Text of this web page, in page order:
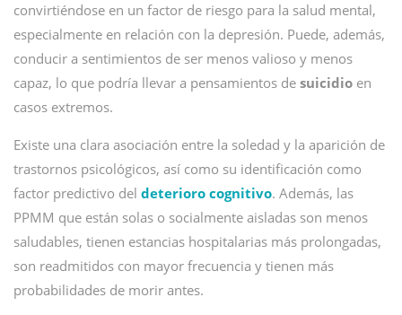
convirtiéndose en un factor de riesgo para la salud mental,
especialmente en relación con la depresión. Puede, además,
conducir a sentimientos de ser menos valioso y menos
capaz, lo que podría llevar a pensamientos de suicidio en
casos extremos.
Existe una clara asociación entre la soledad y la aparición de
trastornos psicológicos, así como su identificación como
factor predictivo del deterioro cognitivo. Además, las
PPMM que están solas o socialmente aisladas son menos
saludables, tienen estancias hospitalarias más prolongadas,
son readmitidos con mayor frecuencia y tienen más
probabilidades de morir antes.